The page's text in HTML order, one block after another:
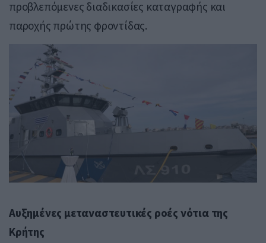
προβλεπόμενες διαδικασίες καταγραφής και
παροχής πρώτης φροντίδας.
Αυξημένες μεταναστευτικές ροές νότια της
Κρήτης